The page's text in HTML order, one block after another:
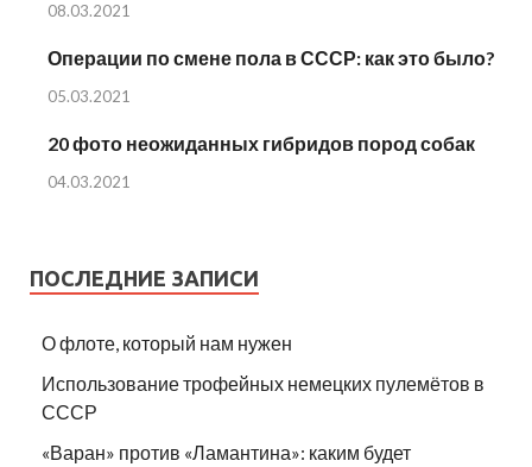
08.03.2021
Операции по смене пола в СССР: как это было?
05.03.2021
20 фото неожиданных гибридов пород собак
04.03.2021
ПОСЛЕДНИЕ ЗАПИСИ
О флоте, который нам нужен
Использование трофейных немецких пулемётов в
СССР
«Варан» против «Ламантина»: каким будет